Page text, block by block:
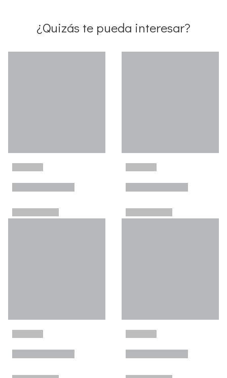
¿Quizás te pueda interesar?